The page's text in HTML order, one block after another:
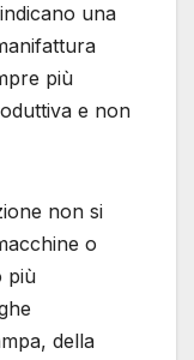
una
più
e non
non si
o
più
della